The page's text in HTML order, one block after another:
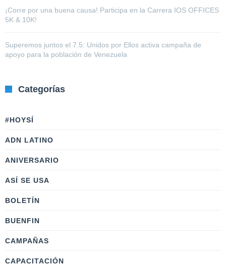
¡Corre por una buena causa! Participa en la Carrera IOS OFFICES
5K & 10K!
Superemos juntos el 7.5: Unidos por Ellos activa campaña de
apoyo para la población de Venezuela
Categorías
#HOYSÍ
ADN LATINO
ANIVERSARIO
ASÍ SE USA
BOLETÍN
BUENFIN
CAMPAÑAS
CAPACITACIÓN